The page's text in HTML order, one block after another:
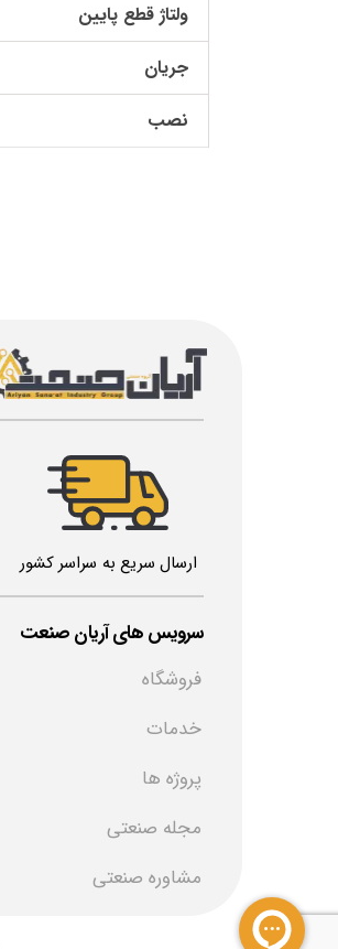
ولتاژ قطع پایین
جریان
نصب
​سرویس های آریان صنعت
فروشگاه
خدمات
پروژه ها
مجله صنعتی
مشاوره صنعتی
ارسال سریع به سراسر کشور